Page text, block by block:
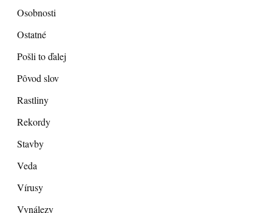
Osobnosti
Ostatné
Pošli to ďalej
Pôvod slov
Rastliny
Rekordy
Stavby
Veda
Vírusy
Vynálezy